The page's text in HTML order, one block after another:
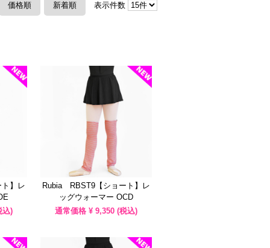
価格順 新着順 表示件数
】レ
込)
Rubia RBST9【ショート】レ
ッグウォーマー OCD
通常価格 ¥ 9,350 (税込)